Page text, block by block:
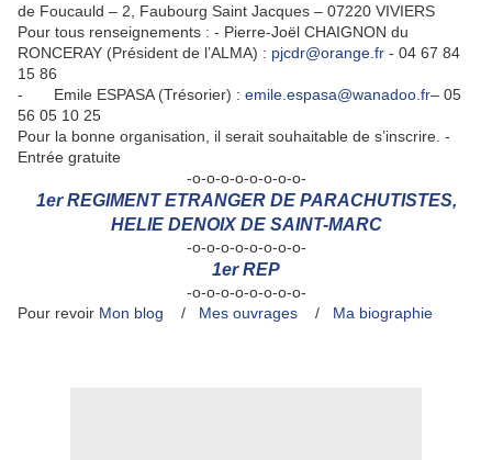
de Foucauld – 2, Faubourg Saint Jacques – 07220 VIVIERS
Pour tous renseignements : - Pierre-Joël CHAIGNON du
RONCERAY (Président de l’ALMA) : pjcdr@orange.fr - 04 67 84
15 86
- Emile ESPASA (Trésorier) : emile.espasa@wanadoo.fr– 05
56 05 10 25
Pour la bonne organisation, il serait souhaitable de s’inscrire. -
Entrée gratuite
-o-o-o-o-o-o-o-o-
1er REGIMENT ETRANGER DE PARACHUTISTES,
HELIE DENOIX DE SAINT-MARC
-o-o-o-o-o-o-o-o-
1er REP
-o-o-o-o-o-o-o-o-
Pour revoir Mon blog / Mes ouvrages / Ma biographie